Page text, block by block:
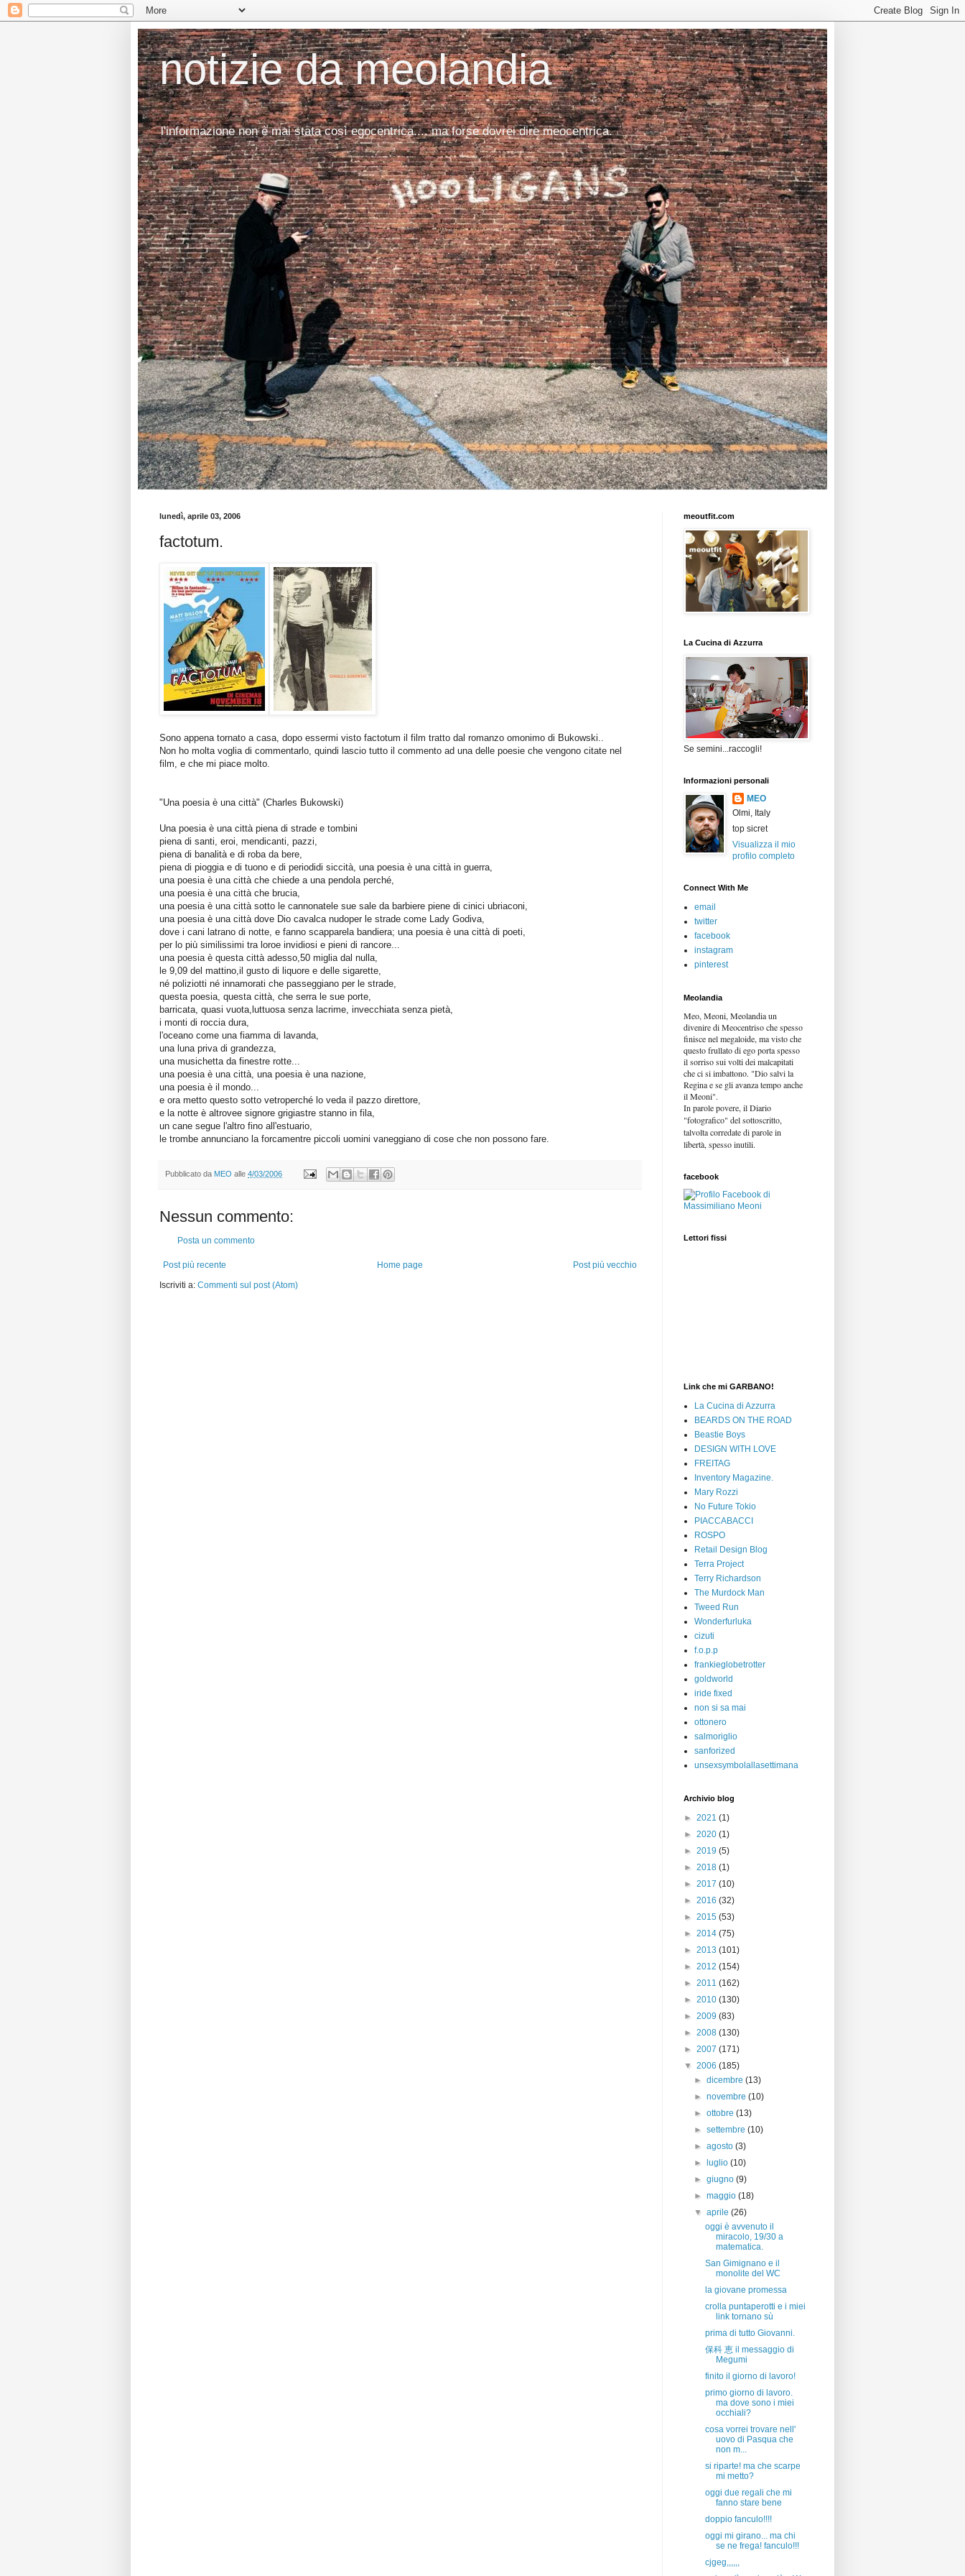
notizie da meolandia
l'informazione non è mai stata così egocentrica.... ma forse dovrei dire meocentrica.
lunedì, aprile 03, 2006
factotum.
Sono appena tornato a casa, dopo essermi visto factotum il film tratto dal romanzo omonimo di Bukowski..
Non ho molta voglia di commentarlo, quindi lascio tutto il commento ad una delle poesie che vengono citate nel
film, e che mi piace molto.
"Una poesia è una città" (Charles Bukowski)
Una poesia è una città piena di strade e tombini
piena di santi, eroi, mendicanti, pazzi,
piena di banalità e di roba da bere,
piena di pioggia e di tuono e di periodidi siccità, una poesia è una città in guerra,
una poesia è una città che chiede a una pendola perché,
una poesia è una città che brucia,
una poesia è una città sotto le cannonatele sue sale da barbiere piene di cinici ubriaconi,
una poesia è una città dove Dio cavalca nudoper le strade come Lady Godiva,
dove i cani latrano di notte, e fanno scapparela bandiera; una poesia è una città di poeti,
per lo più similissimi tra loroe invidiosi e pieni di rancore...
una poesia è questa città adesso,50 miglia dal nulla,
le 9,09 del mattino,il gusto di liquore e delle sigarette,
né poliziotti né innamorati che passeggiano per le strade,
questa poesia, questa città, che serra le sue porte,
barricata, quasi vuota,luttuosa senza lacrime, invecchiata senza pietà,
i monti di roccia dura,
l'oceano come una fiamma di lavanda,
una luna priva di grandezza,
una musichetta da finestre rotte...
una poesia è una città, una poesia è una nazione,
una poesia è il mondo...
e ora metto questo sotto vetroperché lo veda il pazzo direttore,
e la notte è altrovee signore grigiastre stanno in fila,
un cane segue l'altro fino all'estuario,
le trombe annunciano la forcamentre piccoli uomini vaneggiano di cose che non possono fare.
Pubblicato da MEO alle 4/03/2006
Nessun commento:
Posta un commento
Post più recente Post più vecchio
Home page
Iscriviti a: Commenti sul post (Atom)
meoutfit.com
La Cucina di Azzurra
Se semini...raccogli!
Informazioni personali
MEO
Olmi, Italy
top sicret
Visualizza il mio
profilo completo
Connect With Me
email
twitter
facebook
instagram
pinterest
Meolandia
Meo, Meoni, Meolandia un
divenire di Meocentriso che spesso
finisce nel megaloide, ma visto che
questo frullato di ego porta spesso
il sorriso sui volti dei malcapitati
che ci si imbattono. "Dio salvi la
Regina e se gli avanza tempo anche
il Meoni".
In parole povere, il Diario
"fotografico" del sottoscritto,
talvolta corredate di parole in
libertà, spesso inutili.
facebook
Lettori fissi
Link che mi GARBANO!
La Cucina di Azzurra
BEARDS ON THE ROAD
Beastie Boys
DESIGN WITH LOVE
FREITAG
Inventory Magazine.
Mary Rozzi
No Future Tokio
PIACCABACCI
ROSPO
Retail Design Blog
Terra Project
Terry Richardson
The Murdock Man
Tweed Run
Wonderfurluka
cizuti
f.o.p.p
frankieglobetrotter
goldworld
iride fixed
non si sa mai
ottonero
salmoriglio
sanforized
unsexsymbolallasettimana
Archivio blog
► 2021 (1)
► 2020 (1)
► 2019 (5)
► 2018 (1)
► 2017 (10)
► 2016 (32)
► 2015 (53)
► 2014 (75)
► 2013 (101)
► 2012 (154)
► 2011 (162)
► 2010 (130)
► 2009 (83)
► 2008 (130)
► 2007 (171)
▼ 2006 (185)
►dicembre(13)
►novembre(10)
►ottobre(13)
►settembre(10)
►agosto(3)
►
luglio(10)
►giugno(9)
►maggio(18)
▼aprile(26)
oggi è avvenuto il
miracolo, 19/30 a
matematica.
San Gimignano e il
monolite del WC
la giovane promessa
crolla puntaperotti e i miei
link tornano sù
prima di tutto Giovanni.
保科 恵 il messaggio di
Megumi
finito il giorno di lavoro!
primo giorno di lavoro.
ma dove sono i miei
occhiali?
cosa vorrei trovare nell'
uovo di Pasqua che
non m...
si riparte! ma che scarpe
mi metto?
oggi due regali che mi
fanno stare bene
doppio fanculo!!!!
oggi mi girano... ma chi
se ne frega! fanculo!!!
cjgeg,,,,,,